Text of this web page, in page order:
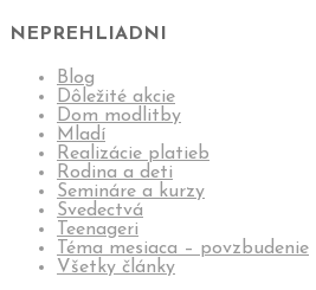
NEPREHLIADNI
Blog
Dôležité akcie
Dom modlitby
Mladí
Realizácie platieb
Rodina a deti
Semináre a kurzy
Svedectvá
Teenageri
Téma mesiaca – povzbudenie
Všetky články